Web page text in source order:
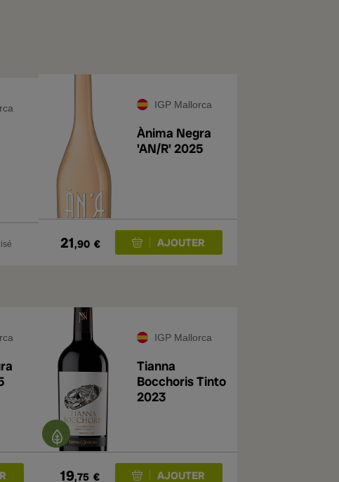
IGP Mallorca
Ànima Negra
'AN/R' 2025
21,90 €
IGP Mallorca
Tianna
Bocchoris Tinto
2023
19,75 €